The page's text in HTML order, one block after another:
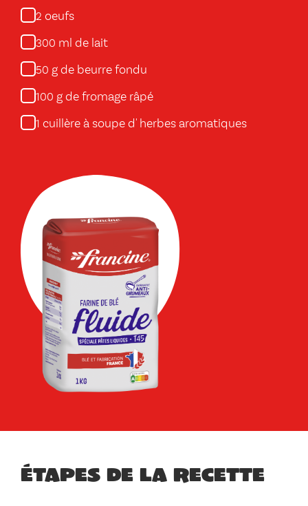
2 oeufs
300 ml de lait
50 g de beurre fondu
100 g de fromage râpé
1 cuillère à soupe d' herbes aromatiques
Étapes de la recette